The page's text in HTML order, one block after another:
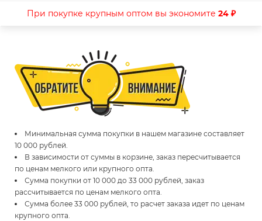
При покупке крупным оптом вы экономите 24 ₽
Минимальная сумма покупки в нашем магазине составляет
10 000 рублей.
В зависимости от суммы в корзине, заказ пересчитывается
по ценам мелкого или крупного опта.
Сумма покупки от 10 000 до 33 000 рублей, заказ
рассчитывается по ценам мелкого опта.
Сумма более 33 000 рублей, то расчет заказа идет по ценам
крупного опта.